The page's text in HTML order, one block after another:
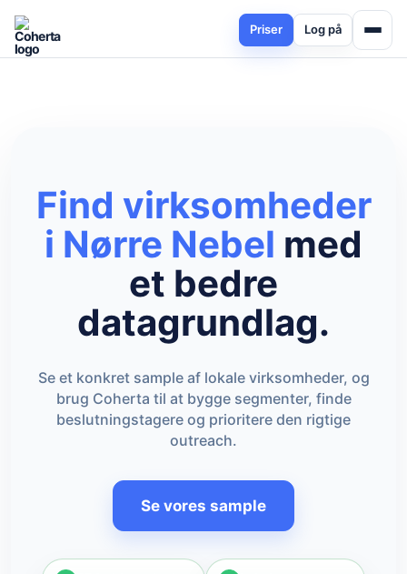
Priser Log på
Find virksomheder
i Nørre Nebel med
et bedre
datagrundlag.
Se et konkret sample af lokale virksomheder, og
brug Coherta til at bygge segmenter, finde
beslutningstagere og prioritere den rigtige
outreach.
Se vores sample